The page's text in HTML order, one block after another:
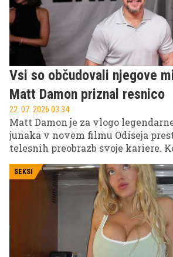
Vsi so občudovali njegove
Matt Damon priznal resnico
22. 07. 2026 03.34
Matt Damon je za vlogo
junaka v novem filmu Odiseja
telesnih preobrazb svoje kariere.
fotografije igralca z izklesanim
mišičastimi rokami in videzom
številni oboževalci ostali
letni igralec razkril zabavno
za del njegovega mogočnega
tudi roke njegove kaskaderke.
SEKSI